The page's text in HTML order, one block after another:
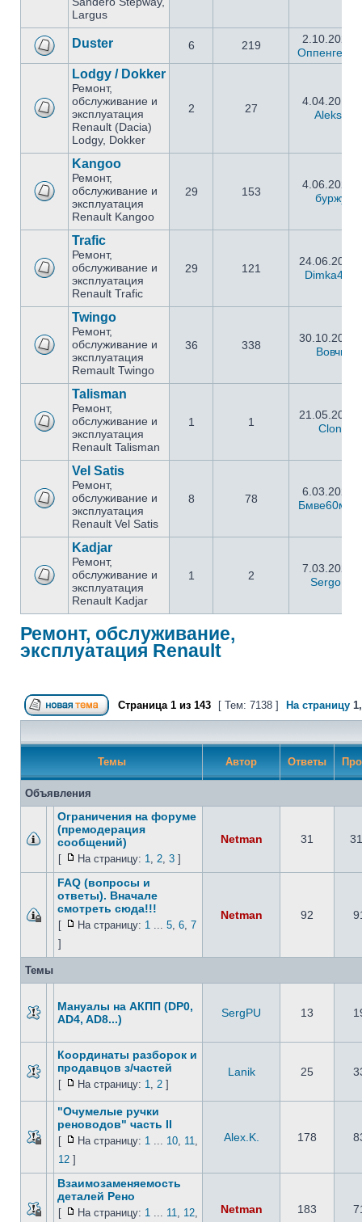
Largus
Duster 6 219
2.10.2023
Lodgy / Dokker
Ремонт,
обслуживание и
эксплуатация
Renault (Dacia)
Lodgy, Dokker
2 27
4.04.2015
Aleksey
Kangoo
Ремонт,
обслуживание и
эксплуатация
Renault Kangoo
29 153
4.06.2024
буржуй
Trafic
Ремонт,
обслуживание и
эксплуатация
Renault Trafic
29 121
24.06.2019
Dimka4545
Twingo
Ремонт,
обслуживание и
эксплуатация
Remault Twingo
36 338
30.10.2016
Вовчик
Talisman
Ремонт,
обслуживание и
эксплуатация
Renault Talisman
1 1
21.05.2019
ClonX
Vel Satis
Ремонт,
обслуживание и
эксплуатация
Renault Vel Satis
8 78
6.03.2025
Kadjar
Ремонт,
обслуживание и
эксплуатация
Renault Kadjar
1 2
7.03.2021
Sergo 13
Ремонт, обслуживание,
эксплуатация Renault
Страница 1 из 143 [ Тем: 7138 ] На страницу 1
Темы Автор Ответы
Объявления
Ограничения на форуме
(премодерация
сообщений)
[ На страницу: 1, 2, 3 ]
Netman 31
FAQ (вопросы и
ответы). Вначале
смотреть сюда!!!
[ На страницу: 1 ... 5, 6, 7
]
Netman 92
Темы
Мануалы на АКПП (DP0,
AD4, AD8...)
SergPU 13
Координаты разборок и
продавцов з/частей
[ На страницу: 1, 2 ]
Lanik 25
"Очумелые ручки
реноводов" часть II
[ На страницу: 1 ... 10, 11,
12 ]
Alex.K. 178
Взаимозаменяемость
деталей Рено
[ На страницу: 1 ... 11, 12, Netman 183